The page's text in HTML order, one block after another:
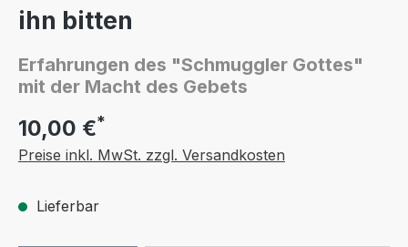
ihn bitten
Erfahrungen des "Schmuggler Gottes"
mit der Macht des Gebets
10,00 €*
Preise inkl. MwSt. zzgl. Versandkosten
Lieferbar